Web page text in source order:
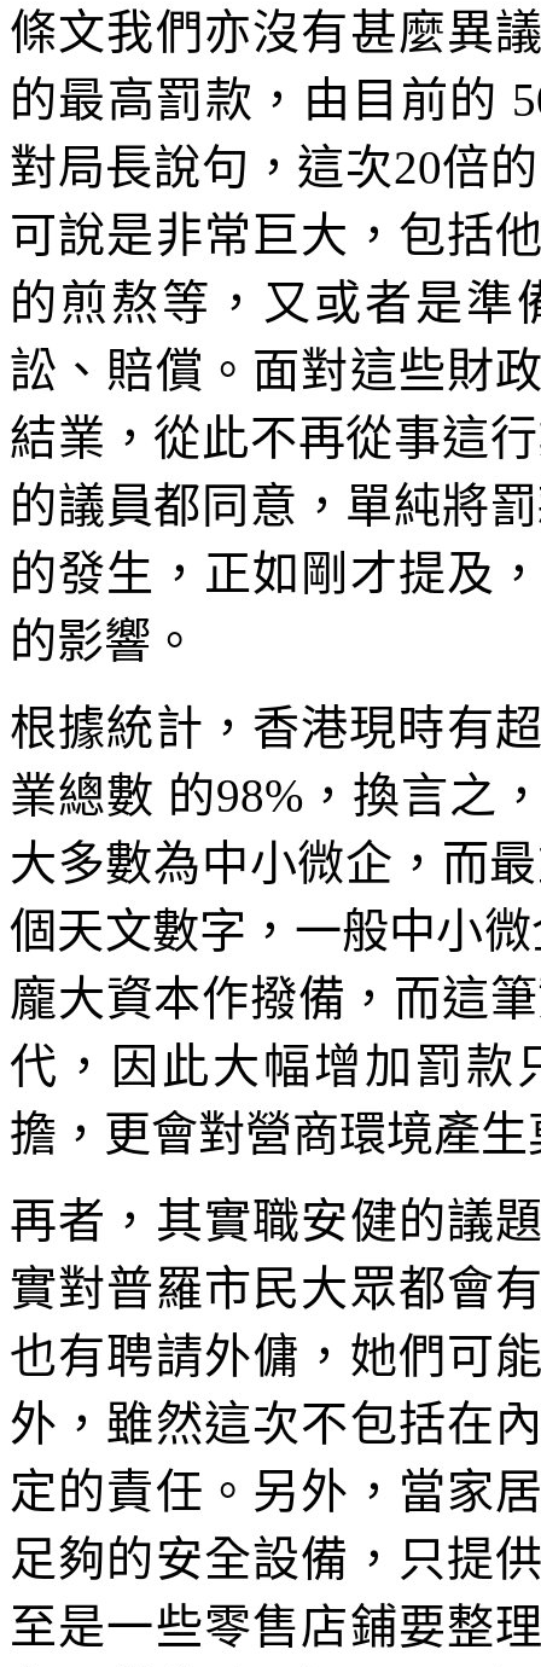
條文我們亦沒有甚麼異
的最高罰款，由目前的
對局長說句，這次20倍
可說是非常巨大，包括
的煎熬等，又或者是準
訟、賠償。面對這些財
結業，從此不再從事這
的議員都同意，單純將
的發生，正如剛才提及
的影響。
根據統計，香港現時有
業總數 的98%，換言之
大多數為中小微企，而
個天文數字，一般中小
龐大資本作撥備，而這
代，因此大幅增加罰款
擔，更會對營商環境產
再者，其實職安健的議
實對普羅市民大眾都會
也有聘請外傭，她們可
外，雖然這次不包括在
定的責任。另外，當家
足夠的安全設備，只提
至是一些零售店鋪要整